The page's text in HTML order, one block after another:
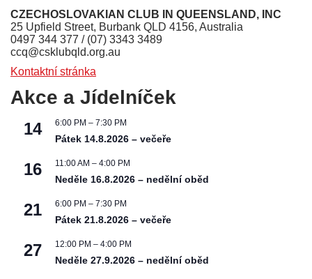
CZECHOSLOVAKIAN CLUB IN QUEENSLAND, INC
25 Upfield Street, Burbank QLD 4156, Australia
0497 344 377 / (07) 3343 3489
ccq@csklubqld.org.au
Kontaktní stránka
Akce a Jídelníček
14 6:00 PM – 7:30 PM
Pátek 14.8.2026 – večeře
16 11:00 AM – 4:00 PM
Neděle 16.8.2026 – nedělní oběd
21 6:00 PM – 7:30 PM
Pátek 21.8.2026 – večeře
27 12:00 PM – 4:00 PM
Neděle 27.9.2026 – nedělní oběd